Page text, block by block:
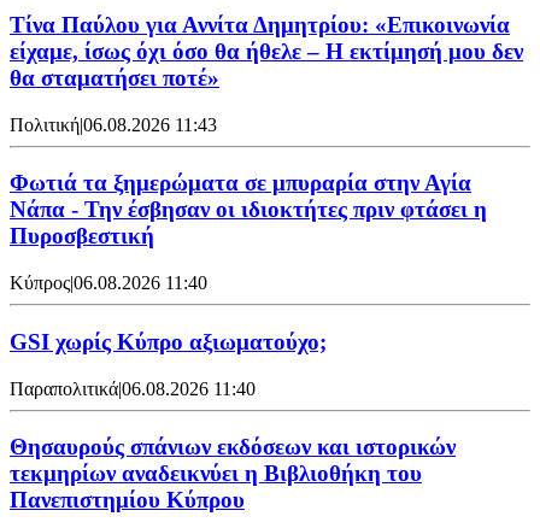
Τίνα Παύλου για Αννίτα Δημητρίου: «Επικοινωνία
είχαμε, ίσως όχι όσο θα ήθελε – Η εκτίμησή μου δεν
θα σταματήσει ποτέ»
Πολιτική|06.08.2026 11:43
Φωτιά τα ξημερώματα σε μπυραρία στην Αγία
Νάπα - Την έσβησαν οι ιδιοκτήτες πριν φτάσει η
Πυροσβεστική
Κύπρος|06.08.2026 11:40
GSI χωρίς Κύπρο αξιωματούχο;
Παραπολιτικά|06.08.2026 11:40
Θησαυρούς σπάνιων εκδόσεων και ιστορικών
τεκμηρίων αναδεικνύει η Βιβλιοθήκη του
Πανεπιστημίου Κύπρου